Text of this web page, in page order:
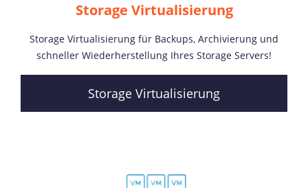
Storage Virtualisierung
Storage Virtualisierung für Backups, Archivierung und
schneller Wiederherstellung Ihres Storage Servers!
Storage Virtualisierung